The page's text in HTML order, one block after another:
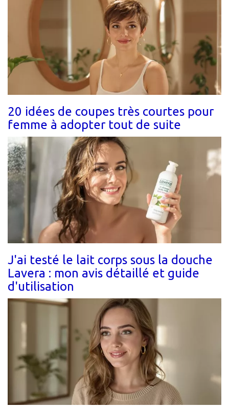
20 idées de coupes très courtes pour
femme à adopter tout de suite
J'ai testé le lait corps sous la douche
Lavera : mon avis détaillé et guide
d'utilisation